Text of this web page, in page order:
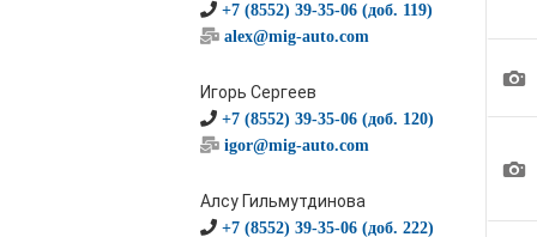
+7 (8552) 39-35-06 (доб. 119)
alex@mig-auto.com
Игорь Сергеев
+7 (8552) 39-35-06 (доб. 120)
igor@mig-auto.com
Алсу Гильмутдинова
+7 (8552) 39-35-06 (доб. 222)
1
1